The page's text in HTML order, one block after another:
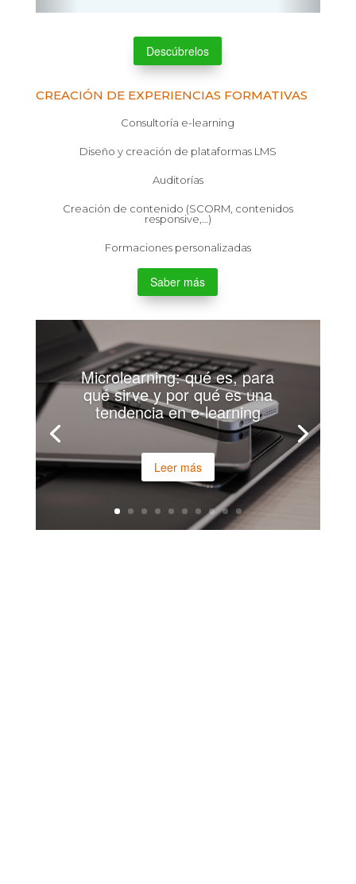
Descúbrelos
CREACIÓN DE EXPERIENCIAS FORMATIVAS
Consultoría e-learning
Diseño y creación de plataformas LMS
Auditorías
Creación de contenido (SCORM, contenidos
responsive,…)
Formaciones personalizadas
Saber más
Microlearning: qué es, para
qué sirve y por qué es una
tendencia en e-learning
Leer más